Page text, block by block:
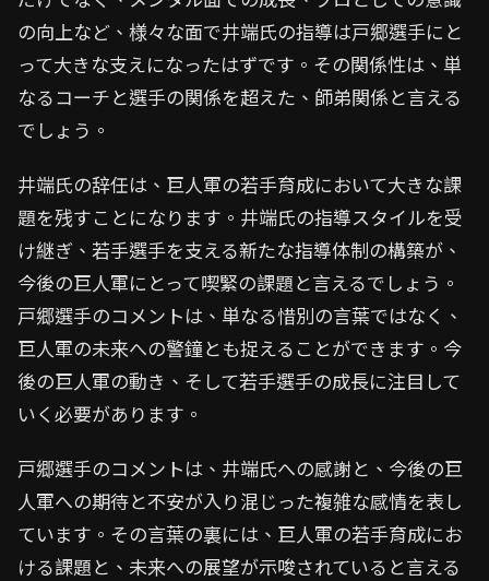
の向上など、様々な面で井端氏の指導は戸郷選手にと
って大きな支えになったはずです。その関係性は、単
なるコーチと選手の関係を超えた、師弟関係と言える
でしょう。
井端氏の辞任は、巨人軍の若手育成において大きな課
題を残すことになります。井端氏の指導スタイルを受
け継ぎ、若手選手を支える新たな指導体制の構築が、
今後の巨人軍にとって喫緊の課題と言えるでしょう。
戸郷選手のコメントは、単なる惜別の言葉ではなく、
巨人軍の未来への警鐘とも捉えることができます。今
後の巨人軍の動き、そして若手選手の成長に注目して
いく必要があります。
戸郷選手のコメントは、井端氏への感謝と、今後の巨
人軍への期待と不安が入り混じった複雑な感情を表し
ています。その言葉の裏には、巨人軍の若手育成にお
ける課題と、未来への展望が示唆されていると言える